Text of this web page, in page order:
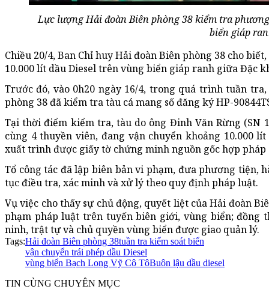
Lực lượng Hải đoàn Biên phòng 38 kiểm tra
biển giáp
Chiều 20/4, Ban Chỉ huy Hải đoàn Biên phòng 38 cho
10.000 lít dầu Diesel trên vùng biển giáp ranh giữa Đặc
Trước đó, vào 0h20 ngày 16/4, trong quá trình tuần
phòng 38 đã kiểm tra tàu cá mang số đăng ký HP-
Tại thời điểm kiểm tra, tàu do ông Đinh Văn Rừng
cùng 4 thuyền viên, đang vận chuyển khoảng 10.000
xuất trình được giấy tờ chứng minh nguồn gốc hợp pháp
Tổ công tác đã lập biên bản vi phạm, đưa phương tiện,
tục điều tra, xác minh và xử lý theo quy định pháp luật.
Vụ việc cho thấy sự chủ động, quyết liệt của Hải đoàn
phạm pháp luật trên tuyến biên giới, vùng biển; đồng
ninh, trật tự và chủ quyền vùng biển được giao quản lý.
Tags:Hải đoàn Biên phòng 38tuần tra kiểm soát biển
vận chuyển trái phép dầu Diesel
vùng biển Bạch Long Vỹ Cô TôBuôn lậu dầu diesel
TIN CÙNG CHUYÊN MỤC